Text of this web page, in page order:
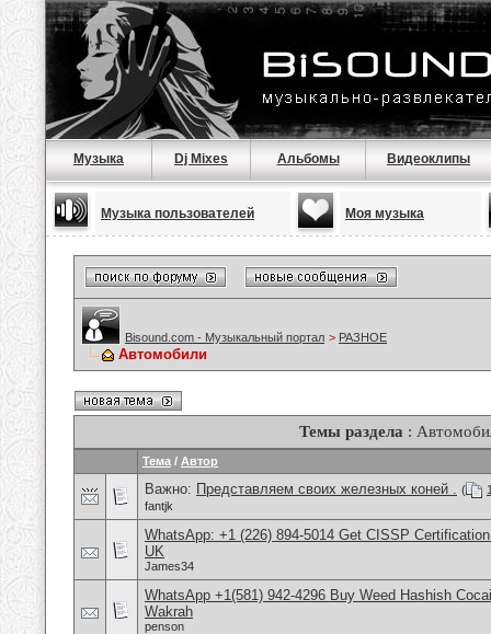
Музыка Dj Mixes Альбомы Видеоклипы
Музыка пользователей Моя музыка
Bisound.com - Музыкальный портал > РАЗНОЕ
Автомобили
Темы раздела :
Тема / Автор
Важно: Представляем своих железных коней . (
fantjk
WhatsApp: +1 (226) 894-5014​ Get CISSP
UK
James34
WhatsApp +1(581) 942-4296 Buy Weed Hashish
Wakrah
penson